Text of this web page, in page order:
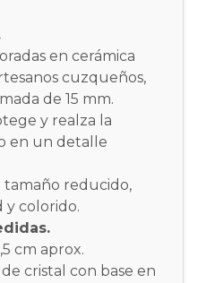
en cerámica
cuzqueños,
de 15 mm.
y realza la
en un detalle
tamaño reducido,
y colorido.
cm aprox.
cristal con base en